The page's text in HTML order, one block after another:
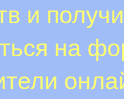
и
на